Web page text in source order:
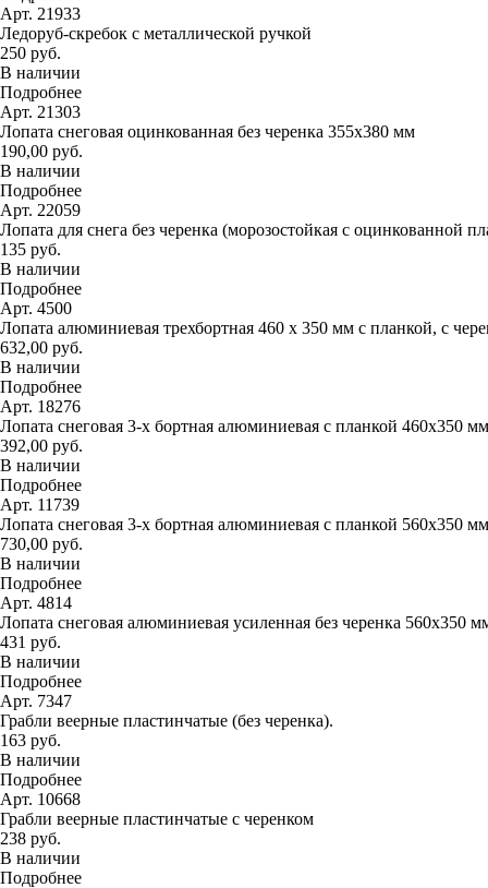
Арт. 21933
Ледоруб-скребок с металлической ручкой
250 руб.
В наличии
Подробнее
Арт. 21303
Лопата снеговая оцинкованная без черенка 355х380 мм
190,00 руб.
В наличии
Подробнее
Арт. 22059
Лопата для снега без черенка (морозостойкая с оцинкованной
135 руб.
В наличии
Подробнее
Арт. 4500
Лопата алюминиевая трехбортная 460 х 350 мм с планкой, с
632,00 руб.
В наличии
Подробнее
Арт. 18276
Лопата снеговая 3-х бортная алюминиевая с планкой 460х350 мм
392,00 руб.
В наличии
Подробнее
Арт. 11739
Лопата снеговая 3-х бортная алюминиевая с планкой 560х350 мм
730,00 руб.
В наличии
Подробнее
Арт. 4814
Лопата снеговая алюминиевая усиленная без черенка 560х350
431 руб.
В наличии
Подробнее
Арт. 7347
Грабли веерные пластинчатые (без черенка).
163 руб.
В наличии
Подробнее
Арт. 10668
Грабли веерные пластинчатые с черенком
238 руб.
В наличии
Подробнее